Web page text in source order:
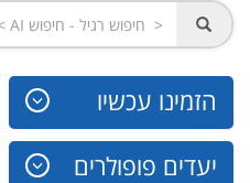
הזמינו עכשיו
יעדים פופולרים